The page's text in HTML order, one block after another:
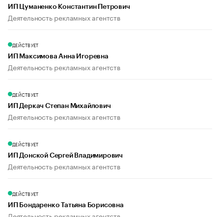
ИП Цуманенко Константин Петрович
Деятельность рекламных агентств
ДЕЙСТВУЕТ
ИП Максимова Анна Игоревна
Деятельность рекламных агентств
ДЕЙСТВУЕТ
ИП Деркач Степан Михайлович
Деятельность рекламных агентств
ДЕЙСТВУЕТ
ИП Донской Сергей Владимирович
Деятельность рекламных агентств
ДЕЙСТВУЕТ
ИП Бондаренко Татьяна Борисовна